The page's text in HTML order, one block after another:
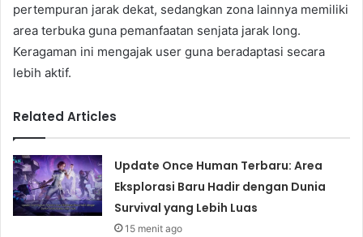
pertempuran jarak dekat, sedangkan zona lainnya memiliki
area terbuka guna pemanfaatan senjata jarak long.
Keragaman ini mengajak user guna beradaptasi secara
lebih aktif.
Related Articles
Update Once Human Terbaru: Area
Eksplorasi Baru Hadir dengan Dunia
Survival yang Lebih Luas
15 menit ago